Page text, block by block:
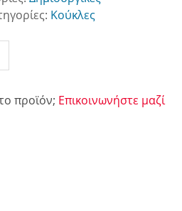
Κούκλες
προϊόν; Επικοινωνήστε μαζί